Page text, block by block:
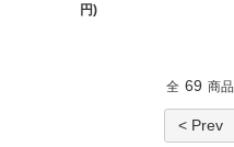
円)
全 69 商品
< Prev